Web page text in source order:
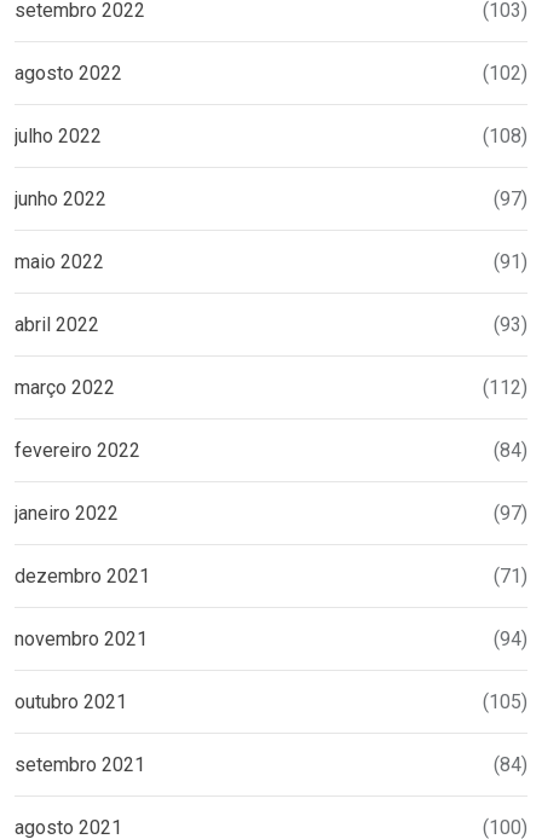
setembro 2022 (103)
agosto 2022 (102)
julho 2022 (108)
junho 2022 (97)
maio 2022 (91)
abril 2022 (93)
março 2022 (112)
fevereiro 2022 (84)
janeiro 2022 (97)
dezembro 2021 (71)
novembro 2021 (94)
outubro 2021 (105)
setembro 2021 (84)
agosto 2021 (100)